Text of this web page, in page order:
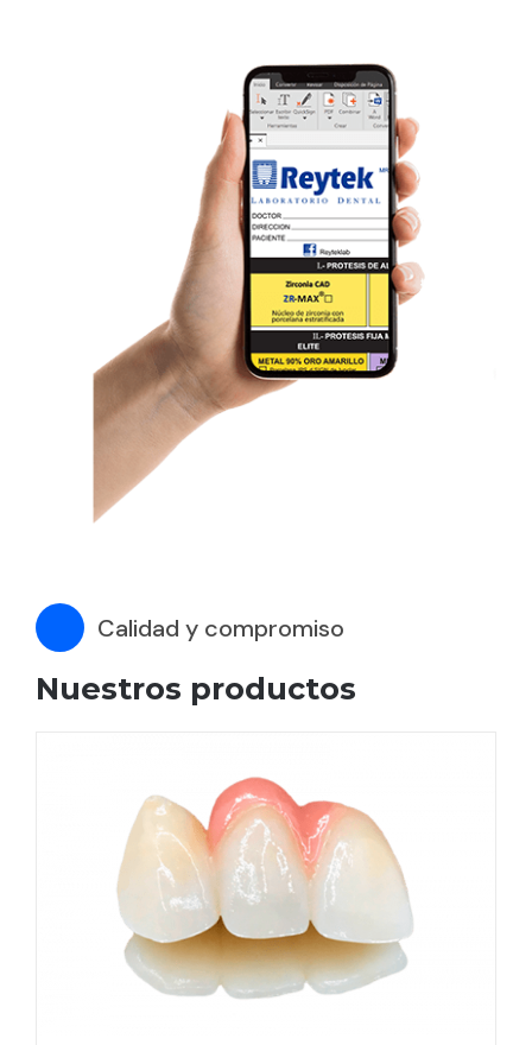
Calidad y compromiso
Nuestros productos